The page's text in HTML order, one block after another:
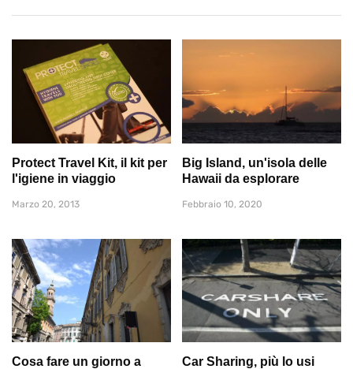
Protect Travel Kit, il kit per
l'igiene in viaggio
Marzo 20, 2013
Big Island, un'isola delle
Hawaii da esplorare
Febbraio 10, 2020
Cosa fare un giorno a
Car Sharing, più lo usi